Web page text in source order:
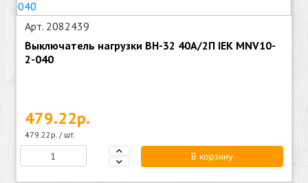
Арт. 2082439
Выключатель нагрузки ВН-32 40А/2П IEK MNV10-
2-040
479.22р.
479.22р. / шт.
В корзину